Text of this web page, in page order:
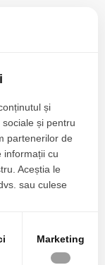
și
și pentru
partenerilor de
informații cu
Aceștia le
sau culese
Marketing